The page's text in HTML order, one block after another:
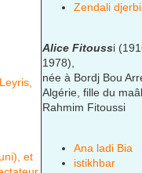
et
Zendali djerbi
Alice Fitoussi
1978),
née à Bordj Bou
Algérie, fille du
Rahmim Fitoussi
Ana ladi Bia
istikhbar